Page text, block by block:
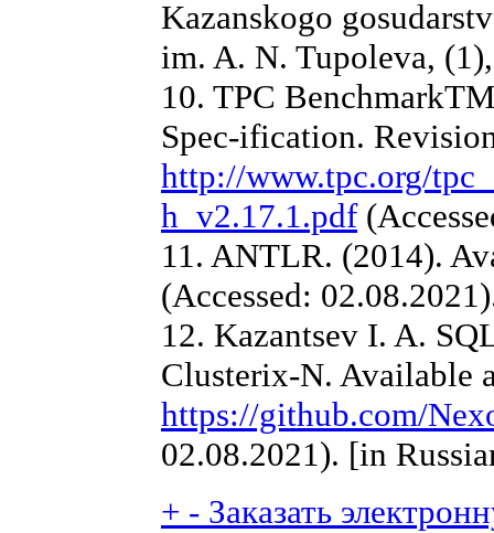
Kazanskogo
im. A. N. Tupoleva,
10. TPC
Spec-ification.
http://www.tpc.org/
h_v2.17.1.pdf
11. ANTLR. (2014).
(Accessed:
12. Kazantsev I. A.
Clusterix-N. Available
https://github.com/
02.08.2021). [in
+ - Заказать